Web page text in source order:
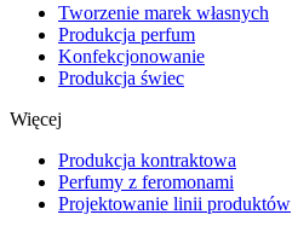
Tworzenie marek własnych
Produkcja perfum
Konfekcjonowanie
Produkcja świec
Więcej
Produkcja kontraktowa
Perfumy z feromonami
Projektowanie linii produktów